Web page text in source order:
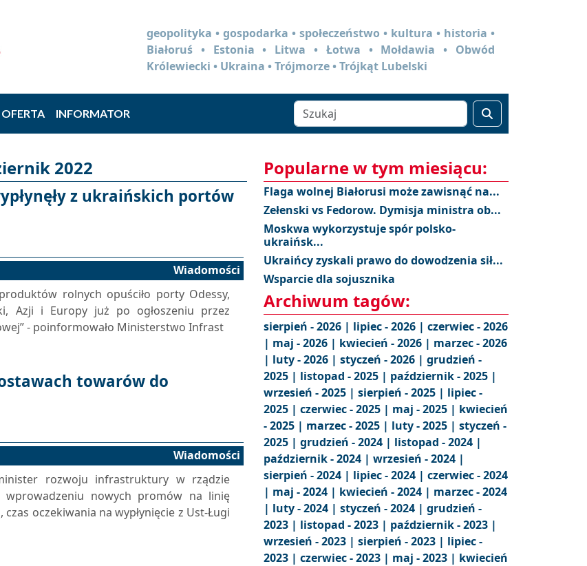
geopolityka • gospodarka • społeczeństwo • kultura • historia •
Białoruś • Estonia • Litwa • Łotwa • Mołdawia • Obwód
Królewiecki • Ukraina • Trójmorze • Trójkąt Lubelski
OFERTA INFORMATOR
2022
z ukraińskich portów
Wiadomości
rolnych opuściło porty Odessy,
Azji i Europy już po ogłoszeniu przez
- poinformowało Ministerstwo Infrast
towarów do
Wiadomości
rozwoju infrastruktury w rządzie
wprowadzeniu nowych promów na linię
oczekiwania na wypłynięcie z Ust-Ługi
Popularne w tym miesiącu:
Flaga wolnej Białorusi może zawisnąć na...
Zełenski vs Fedorow. Dymisja ministra ob...
Moskwa wykorzystuje spór polsko-
ukraińsk...
Ukraińcy zyskali prawo do dowodzenia sił...
Wsparcie dla sojusznika
Archiwum tagów:
sierpień - 2026 | lipiec - 2026 | czerwiec - 2026
| maj - 2026 | kwiecień - 2026 | marzec - 2026
| luty - 2026 | styczeń - 2026 | grudzień -
2025 | listopad - 2025 | październik - 2025 |
wrzesień - 2025 | sierpień - 2025 | lipiec -
2025 | czerwiec - 2025 | maj - 2025 | kwiecień
- 2025 | marzec - 2025 | luty - 2025 | styczeń -
2025 | grudzień - 2024 | listopad - 2024 |
październik - 2024 | wrzesień - 2024 |
sierpień - 2024 | lipiec - 2024 | czerwiec - 2024
| maj - 2024 | kwiecień - 2024 | marzec - 2024
| luty - 2024 | styczeń - 2024 | grudzień -
2023 | listopad - 2023 | październik - 2023 |
wrzesień - 2023 | sierpień - 2023 | lipiec -
2023 | czerwiec - 2023 | maj - 2023 | kwiecień